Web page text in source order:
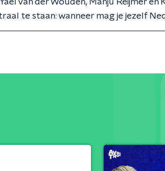
van der Wouden, Manju Reijmer en
te staan: wanneer mag je jezelf